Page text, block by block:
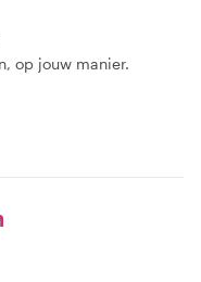
op jouw manier.